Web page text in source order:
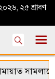
২৫ শ্রাবণ
সামলাতে